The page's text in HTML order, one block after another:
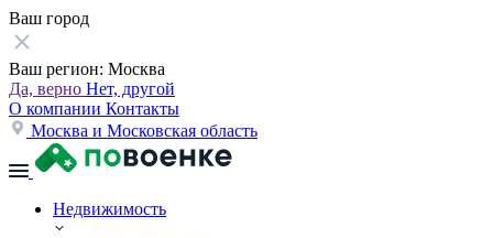
Ваш город
Ваш регион: Москва
Да, верно Нет, другой
О компании Контакты
Москва и Московская область
Недвижимость